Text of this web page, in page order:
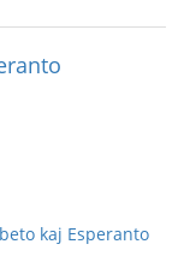
kaj Esperanto